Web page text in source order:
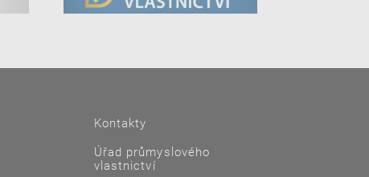
Kontakty
Úřad průmyslového
vlastnictví